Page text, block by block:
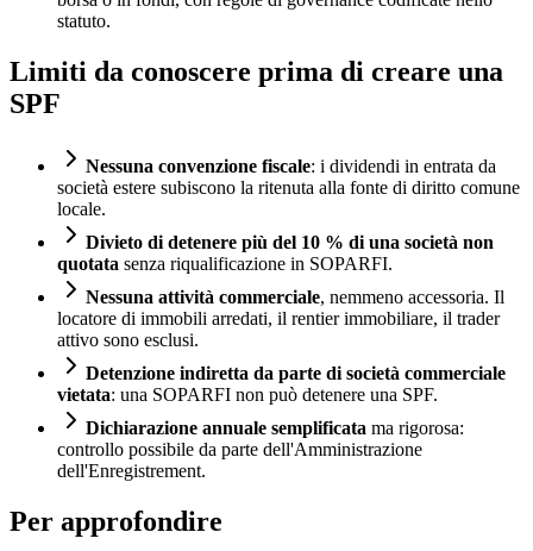
statuto.
Limiti da conoscere prima di creare una
SPF
Nessuna convenzione fiscale: i dividendi in entrata da
società estere subiscono la ritenuta alla fonte di diritto comune
locale.
Divieto di detenere più del 10 % di una società non
quotata senza riqualificazione in SOPARFI.
Nessuna attività commerciale, nemmeno accessoria. Il
locatore di immobili arredati, il rentier immobiliare, il trader
attivo sono esclusi.
Detenzione indiretta da parte di società commerciale
vietata: una SOPARFI non può detenere una SPF.
Dichiarazione annuale semplificata ma rigorosa:
controllo possibile da parte dell'Amministrazione
dell'Enregistrement.
Per approfondire